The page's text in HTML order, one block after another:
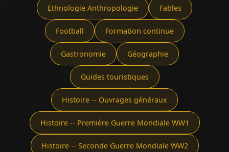
Ethnologie Anthropologie Fables
Football Formation continue
Gastronomie Géographie
Guides touristiques
Histoire -- Ouvrages généraux
Histoire -- Première Guerre Mondiale WW1
Histoire -- Seconde Guerre Mondiale WW2